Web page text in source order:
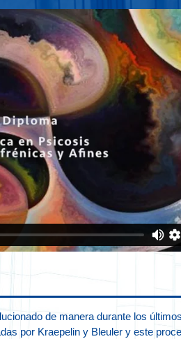
de manera durante los
por Kraepelin y Bleuler y este